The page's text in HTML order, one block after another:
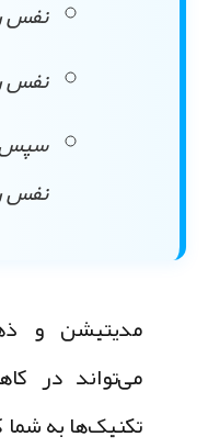
نفس را به مدت
نفس را برای ۷ ثانیه
نفس
می‌تواند در
تکنیک‌ها به شما